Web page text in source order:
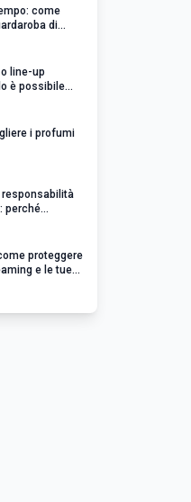
come
di
line-up
è possibile
i profumi
perché
proteggere
e le tue